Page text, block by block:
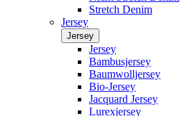
Stretch Denim
Jersey
Jersey
Jersey
Bambusjersey
Baumwolljersey
Bio-Jersey
Jacquard Jersey
Lurexjersey